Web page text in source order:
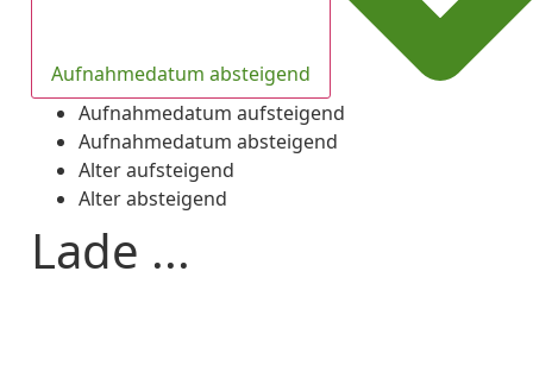
Aufnahmedatum absteigend
Aufnahmedatum aufsteigend
Aufnahmedatum absteigend
Alter aufsteigend
Alter absteigend
Lade ...